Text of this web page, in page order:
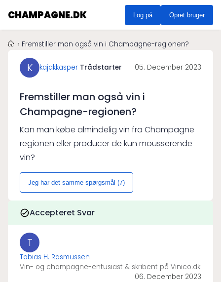
CHAMPAGNE.DK Log på Opret bruger
Fremstiller man også vin i Champagne-regionen?
K kajakkasper Trådstarter 05. December 2023
Fremstiller man også vin i
Champagne-regionen?
Kan man købe almindelig vin fra Champagne
regionen eller producer de kun mousserende
vin?
Jeg har det samme spørgsmål (7)
Accepteret Svar
T
Tobias H. Rasmussen
Vin- og champagne-entusiast & skribent på Vinico.dk
06. December 2023